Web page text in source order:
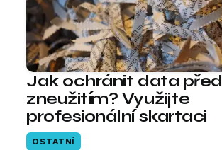
Jak ochránit data před
zneužitím? Využijte
profesionální skartaci
OSTATNÍ